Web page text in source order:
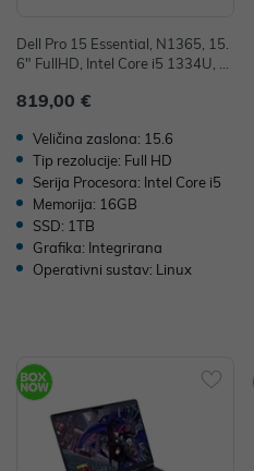
Dell Pro 15 Essential, N1365, 15.
6" FullHD, Intel Core i5 1334U, 1
Xe Graphics
819,00 €
Veličina zaslona: 15.6
Tip rezolucije: Full HD
Serija Procesora: Intel Core i5
Memorija: 16GB
SSD: 1TB
Grafika: Integrirana
Operativni sustav: Linux